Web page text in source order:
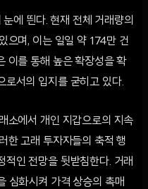
에 띈다. 현재 전체 거래량의
으며, 이는 일일 약 174만 건
이를 통해 높은 확장성을 확
로서의 입지를 굳히고 있다.
소에서 개인 지갑으로의 지속
한 고래 투자자들의 축적 행
적인 전망을 뒷받침한다. 거래
심화시켜 가격 상승의 촉매